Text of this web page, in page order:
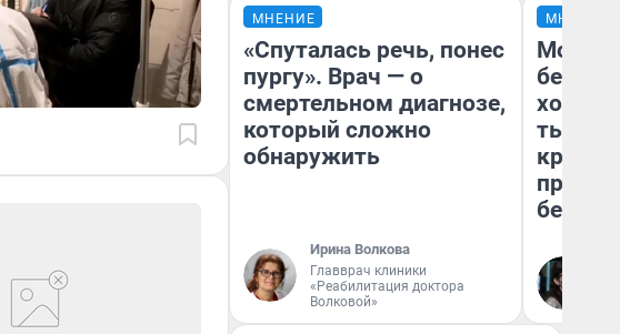
МНЕНИЕ
«Спуталась речь, понес
пургу». Врач — о
смертельном диагнозе,
который сложно
обнаружить
Ирина Волкова
Главврач клиники
«Реабилитация доктора
Волковой»
МНЕНИЕ
Мой
хотела
тысяч,